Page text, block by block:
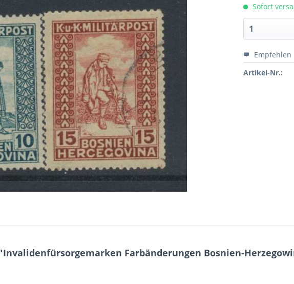
Sofort
Empfehlen
Artikel-Nr.:
Farbänderungen Bosnien-